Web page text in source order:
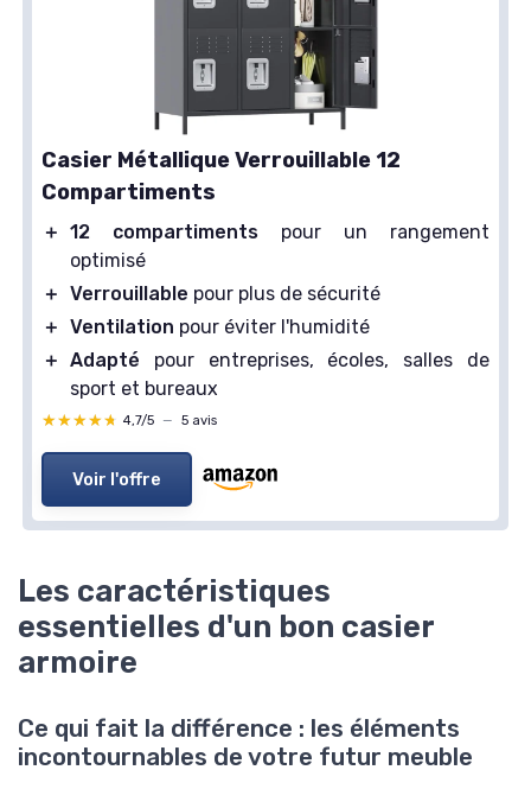
Casier Métallique Verrouillable 12
Compartiments
＋ 12 compartiments pour un rangement
optimisé
＋ Verrouillable pour plus de sécurité
＋ Ventilation pour éviter l'humidité
＋ Adapté pour entreprises, écoles, salles de
sport et bureaux
★★★★★
★★★★★ 4,7/5 — 5 avis
Voir l'offre
Les caractéristiques
essentielles d'un bon casier
armoire
Ce qui fait la différence : les éléments
incontournables de votre futur meuble